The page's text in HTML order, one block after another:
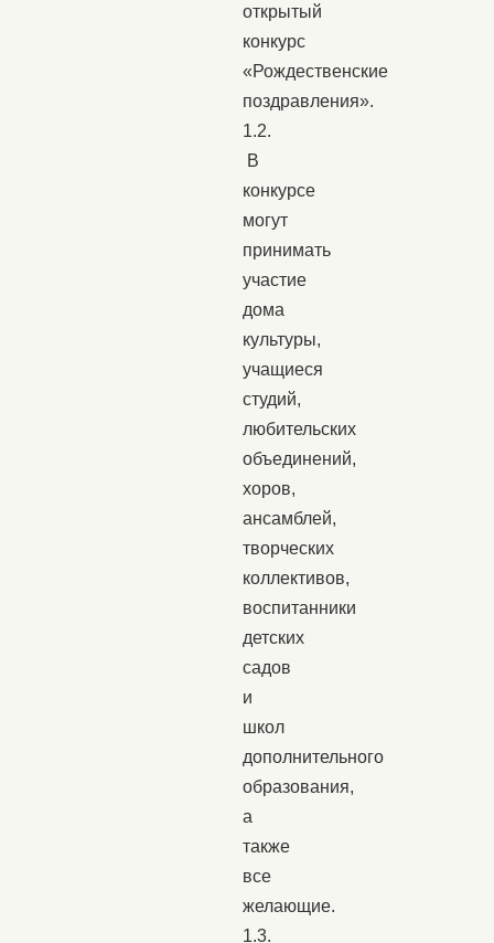
открытый
конкурс
«Рождественские
поздравления».
1.2.
В
конкурсе
могут
принимать
участие
дома
культуры,
учащиеся
студий,
любительских
объединений,
хоров,
ансамблей,
творческих
коллективов,
воспитанники
детских
садов
и
школ
дополнительного
образования,
а
также
все
желающие.
1.3.